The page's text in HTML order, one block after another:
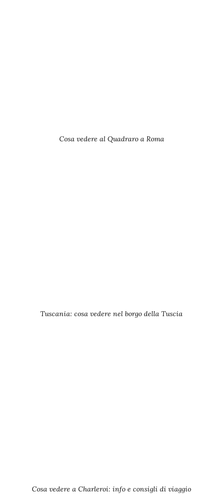
Cosa vedere al Quadraro a Roma
Tuscania: cosa vedere nel borgo della Tuscia
Cosa vedere a Charleroi: info e consigli di viaggio